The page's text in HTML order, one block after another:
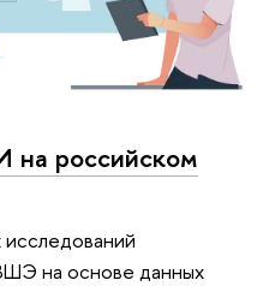
на российском
на основе данных